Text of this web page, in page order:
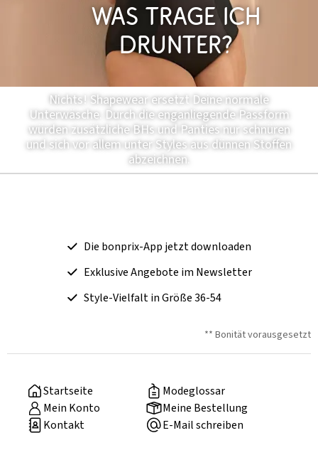
Was trage ich
drunter?
Nichts! Shapewear ersetzt Deine normale
Unterwäsche. Durch die enganliegende Passform
würden zusätzliche BHs und Panties nur schnüren
und sich vor allem unter Styles aus dünnen Stoffen
abzeichnen.
Die bonprix-App jetzt downloaden
Exklusive Angebote im Newsletter
Style-Vielfalt in Größe 36-54
** Bonität vorausgesetzt
Startseite
Modeglossar
Mein Konto
Meine Bestellung
Kontakt
E-Mail schreiben